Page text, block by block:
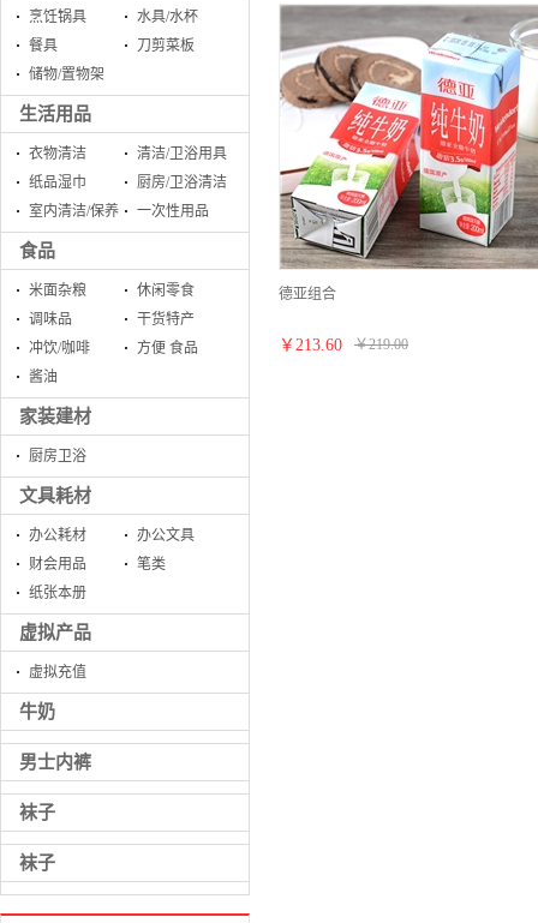
烹饪锅具
水具/水杯
餐具
刀剪菜板
储物/置物架
生活用品
衣物清洁
清洁/卫浴用具
纸品湿巾
厨房/卫浴清洁
室内清洁/保养
一次性用品
食品
米面杂粮
休闲零食
调味品
干货特产
冲饮/咖啡
方便 食品
酱油
家装建材
厨房卫浴
文具耗材
办公耗材
办公文具
财会用品
笔类
纸张本册
虚拟产品
虚拟充值
牛奶
男士内裤
袜子
袜子
德亚组合
￥ 213.60 ￥219.00